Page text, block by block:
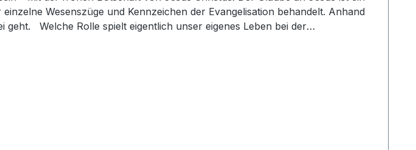
Wesenszüge und Kennzeichen der Evangelisation behandelt. Anhand
Welche Rolle spielt eigentlich unser eigenes Leben bei der